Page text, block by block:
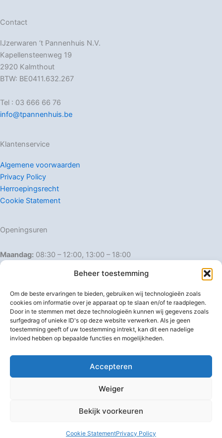
Beheer toestemming
Om de beste ervaringen te bieden, gebruiken wij technologieën zoals
cookies om informatie over je apparaat op te slaan en/of te raadplegen.
Door in te stemmen met deze technologieën kunnen wij gegevens zoals
surfgedrag of unieke ID's op deze website verwerken. Als je geen
toestemming geeft of uw toestemming intrekt, kan dit een nadelige
invloed hebben op bepaalde functies en mogelijkheden.
Accepteren
Weiger
Bekijk voorkeuren
Cookie StatementPrivacy Policy
Contact
IJzerwaren ‘t Pannenhuis N.V.
Kapellensteenweg 19
2920 Kalmthout
BTW: BE0411.632.267
Tel : 03 666 66 76
info@tpannenhuis.be
Klantenservice
Algemene voorwaarden
Privacy Policy
Herroepingsrecht
Cookie Statement
Openingsuren
Maandag: 08:30 – 12:00, 13:00 – 18:00
Dinsdag:
08:30 – 12:00, 13:00 – 18:00
Donderdag: 08:30 – 12:00, 13:00 – 18:00
Vrijdag: 08:30 – 12:00, 13:00 – 18:00
Zaterdag: 08:30 – 16:00
Zondag: Gesloten